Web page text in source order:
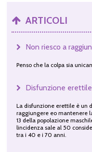
ARTICOLI
Non riesco a
Penso che la colpa sia
Disfunzione erettile
La disfunzione erettile è un
raggiungere eo mantenere
13 della popolazione
lincidenza sale al 50
tra i 40 e i 70 anni.